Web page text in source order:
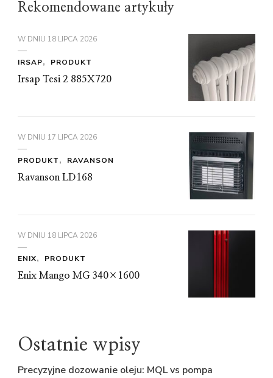
Rekomendowane artykuły
W DNIU 18 LIPCA 2026
IRSAP
PRODUKT
Irsap Tesi 2 885X720
W DNIU 17 LIPCA 2026
PRODUKT
RAVANSON
Ravanson LD168
W DNIU 18 LIPCA 2026
ENIX
PRODUKT
Enix Mango MG 340×1600
Ostatnie wpisy
Precyzyjne dozowanie oleju: MQL vs pompa